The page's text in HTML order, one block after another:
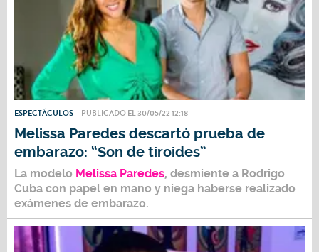
ESPECTÁCULOS PUBLICADO EL 30/05/22 12:18
Melissa Paredes descartó prueba de
embarazo: “Son de tiroides”
La modelo Melissa Paredes, desmiente a Rodrigo
Cuba con papel en mano y niega haberse realizado
exámenes de embarazo.